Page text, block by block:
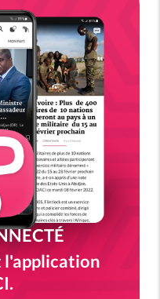
l'application